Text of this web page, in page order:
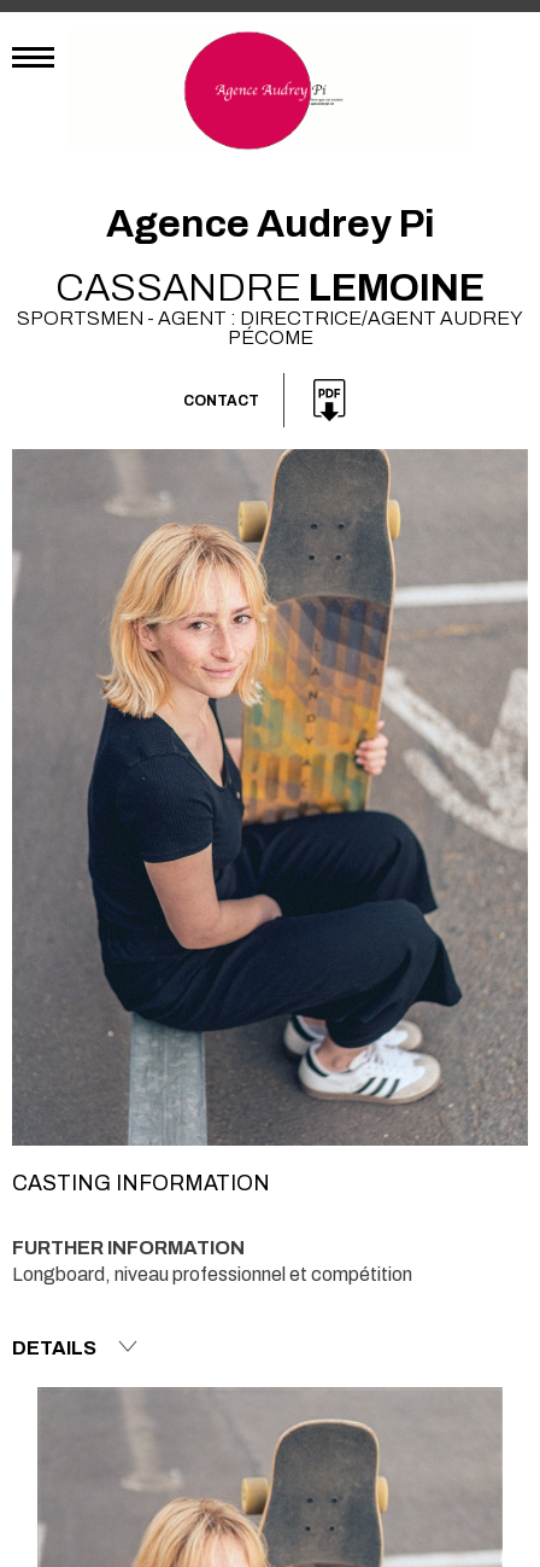
Agence Audrey Pi
CASSANDRE LEMOINE
SPORTSMEN - AGENT : DIRECTRICE/AGENT AUDREY
PÉCOME
CONTACT
CASTING INFORMATION
FURTHER INFORMATION
Longboard, niveau professionnel et compétition
DETAILS